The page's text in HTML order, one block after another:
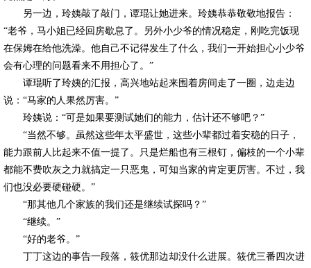
另一边，玲姨敲了敲门，谭琨让她进来。玲姨恭恭敬敬地报告：
“老爷，马小姐已经回房歇息了。另外小少爷的情况稳定，刚吃完饭现
在保姆在给他洗澡。他自己不记得发生了什么，我们一开始担心小少爷
会有心理的问题看来不用担心了。”
谭琨听了玲姨的汇报，高兴地站起来围着房间走了一圈，边走边
说：“马家的人果然厉害。”
玲姨说：“可是如果要测试她们的能力，估计还不够吧？”
“当然不够。虽然这些年太平盛世，这些小辈都过着安稳的日子，
能力跟前人比起来不值一提了。只是烂船也有三根钉，偏枝的一个小辈
都能不费吹灰之力就搞定一只恶鬼，可知当家的肯定更厉害。不过，我
们也没必要硬碰硬。”
“那其他几个家族的我们还是继续试探吗？”
“继续。”
“好的老爷。”
丁丁这边的事告一段落，筱优那边却没什么进展。筱优三番四次进